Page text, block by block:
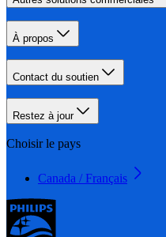
À propos
Contact du soutien
Restez à jour
Choisir le pays
Canada / Français